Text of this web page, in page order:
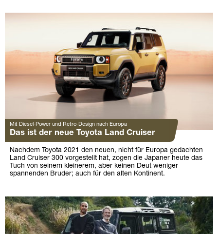
Mit Diesel-Power und Retro-Design nach Europa
Das ist der neue Toyota Land Cruiser
Nachdem Toyota 2021 den neuen, nicht für Europa gedachten
Land Cruiser 300 vorgestellt hat, zogen die Japaner heute das
Tuch von seinem kleinerem, aber keinen Deut weniger
spannenden Bruder; auch für den alten Kontinent.